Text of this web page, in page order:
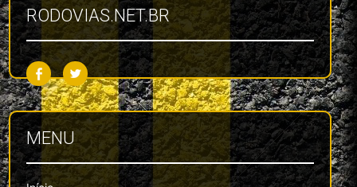
RODOVIAS.NET.BR
MENU